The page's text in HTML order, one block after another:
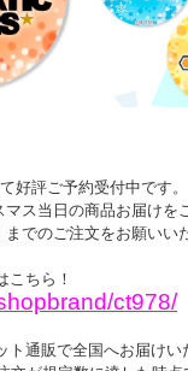
好評ご予約受付中です。
ス当日の商品お届けを
までのご注文をお願いい
こちら！
ct978/
通販で全国へお届けい